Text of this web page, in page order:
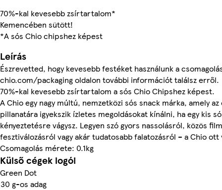
70%-kal kevesebb zsírtartalom*
Kemencében sütött!
*A sós Chio chipshez képest
Leírás
Észrevetted, hogy kevesebb festéket használunk a
chio.com/packaging oldalon további információt találsz erről.
70%-kal kevesebb zsírtartalom a sós Chio Chipshez képest.
A Chio egy nagy múltú, nemzetközi sós snack márka, amely
pillanatára igyekszik ízletes megoldásokat kínálni, ha egy kis
kényeztetésre vágysz. Legyen szó gyors nassolásról, közös
fesztiválozásról vagy akár tudatosabb falatozásról – a Chio ott
Csomagolás mérete: 0.1kg
Külső cégek logói
Green Dot
30 g-os adag